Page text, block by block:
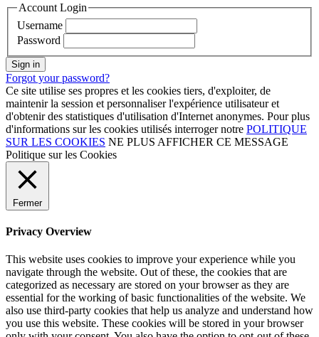
Account Login
Username
Password
Sign in
Forgot your password?
Ce site utilise ses propres et les cookies tiers, d'exploiter, de
maintenir la session et personnaliser l'expérience utilisateur et
d'obtenir des statistiques d'utilisation d'Internet anonymes. Pour plus
d'informations sur les cookies utilisés interroger notre POLITIQUE
SUR LES COOKIES NE PLUS AFFICHER CE MESSAGE
Politique sur les Cookies
Fermer
Privacy Overview
This website uses cookies to improve your experience while you
navigate through the website. Out of these, the cookies that are
categorized as necessary are stored on your browser as they are
essential for the working of basic functionalities of the website. We
also use third-party cookies that help us analyze and understand how
you use this website. These cookies will be stored in your browser